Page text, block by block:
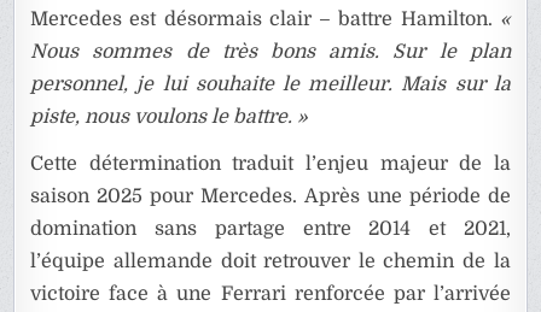
Mercedes est désormais clair – battre Hamilton. «
Nous sommes de très bons amis. Sur le plan
personnel, je lui souhaite le meilleur. Mais sur la
piste, nous voulons le battre. »
Cette détermination traduit l’enjeu majeur de la
saison 2025 pour Mercedes. Après une période de
domination sans partage entre 2014 et 2021,
l’équipe allemande doit retrouver le chemin de la
victoire face à une Ferrari renforcée par l’arrivée